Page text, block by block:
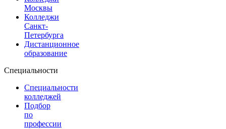
Москвы
Колледжи
Санкт-
Петербурга
Дистанционное
образование
Специальности
Специальности
колледжей
Подбор
по
профессии